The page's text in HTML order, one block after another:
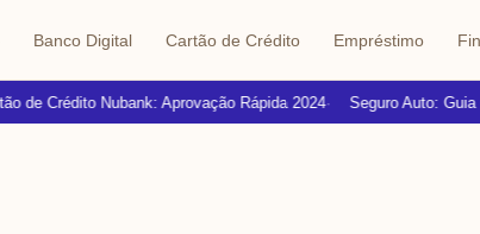
Banco Digital Cartão de Crédito Empréstimo
de Crédito Nubank: Aprovação Rápida 2024 Seguro Auto: Guia